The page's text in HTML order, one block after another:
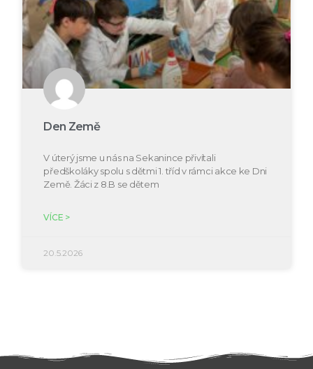
Den Země
V úterý jsme u nás na Sekanince přivítali
předškoláky spolu s dětmi 1. tříd v rámci akce ke Dni
Země. Žáci z 8.B se dětem
VÍCE >
20.5.2026